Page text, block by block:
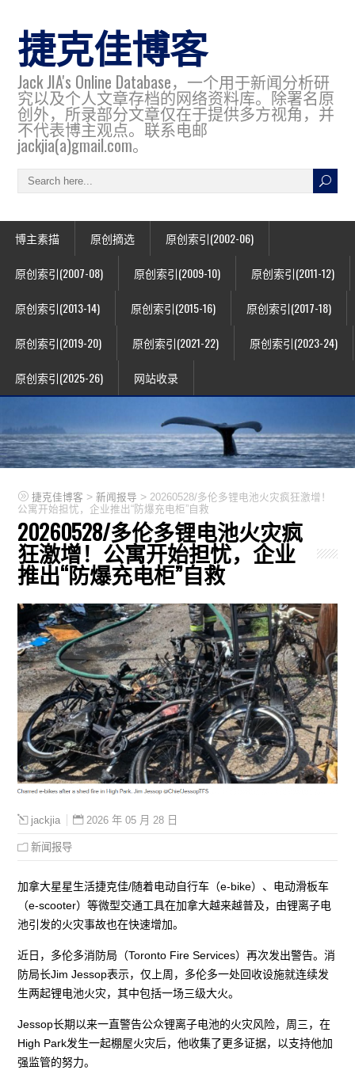
捷克佳博客
Jack JIA's Online Database，一个用于新闻分析研
究以及个人文章存档的网络资料库。除署名原
创外，所录部分文章仅在于提供多方视角，并
不代表博主观点。联系电邮
jackjia(a)gmail.com。
博主素描 原创摘选 原创索引(2002-06)
原创索引(2007-08) 原创索引(2009-10) 原创索引(2011-12)
原创索引(2013-14) 原创索引(2015-16) 原创索引(2017-18)
原创索引(2019-20) 原创索引(2021-22) 原创索引(2023-24)
原创索引(2025-26) 网站收录
捷克佳博客 >新闻报导 > 20260528/多伦多锂电池火灾疯狂激增！
公寓开始担忧，企业推出“防爆充电柜”自救
20260528/多伦多锂电池火灾疯
狂激增！公寓开始担忧，企业
推出“防爆充电柜”自救
jackjia 2026 年 05 月 28 日
新闻报导
加拿大星星生活捷克佳/随着电动自行车（e-bike）、电动滑板车
（e-scooter）等微型交通工具在加拿大越来越普及，由锂离子电
池引发的火灾事故也在快速增加。
近日，多伦多消防局（Toronto Fire Services）再次发出警告。消
防局长Jim Jessop表示，仅上周，多伦多一处回收设施就连续发
生两起锂电池火灾，其中包括一场三级大火。
Jessop长期以来一直警告公众锂离子电池的火灾风险，周三，在
High Park发生一起棚屋火灾后，他收集了更多证据，以支持他加
强监管的努力。